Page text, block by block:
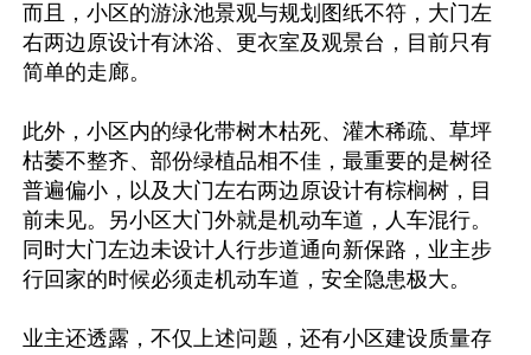
而且，小区的游泳池景观与规划图纸不符，大门左
右两边原设计有沐浴、更衣室及观景台，目前只有
简单的走廊。
此外，小区内的绿化带树木枯死、灌木稀疏、草坪
枯萎不整齐、部份绿植品相不佳，最重要的是树径
普遍偏小，以及大门左右两边原设计有棕榈树，目
前未见。另小区大门外就是机动车道，人车混行。
同时大门左边未设计人行步道通向新保路，业主步
行回家的时候必须走机动车道，安全隐患极大。
业主还透露，不仅上述问题，还有小区建设质量存